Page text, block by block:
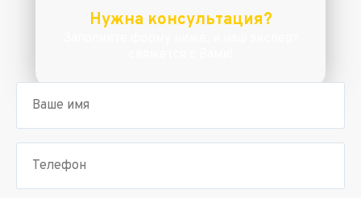
Нужна консультация?